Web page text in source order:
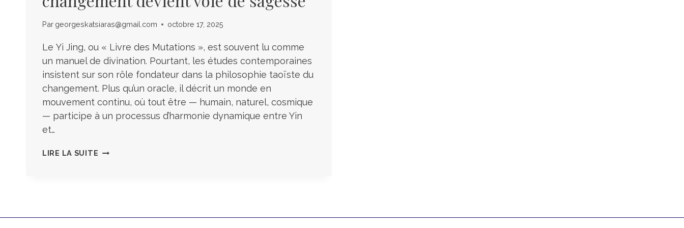
Par georgeskatsiaras@gmail.com octobre 17, 2025
Le Yi Jing, ou « Livre des Mutations », est souvent lu comme
un manuel de divination. Pourtant, les études contemporaines
insistent sur son rôle fondateur dans la philosophie taoïste du
changement. Plus qu’un oracle, il décrit un monde en
mouvement continu, où tout être — humain, naturel, cosmique
— participe à un processus d’harmonie dynamique entre Yin
et…
LIRE LA SUITE LE
QUAND